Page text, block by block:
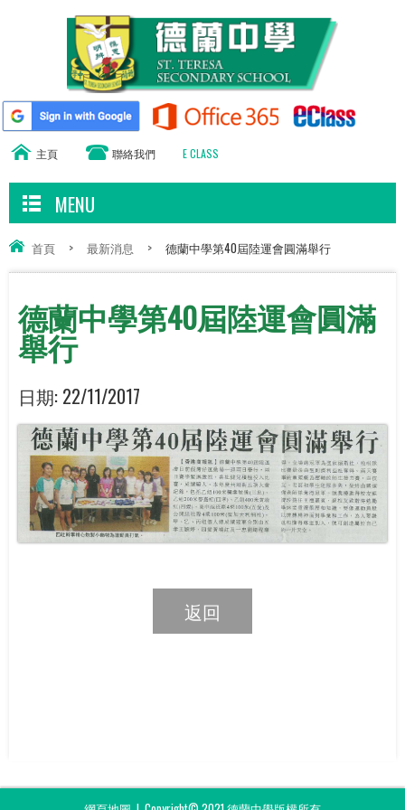
主頁 聯絡我們 E CLASS
MENU
首頁 > 最新消息 > 德蘭中學第40屆陸運會圓滿舉行
德蘭中學第40屆陸運會圓滿
舉行
日期: 22/11/2017
返回